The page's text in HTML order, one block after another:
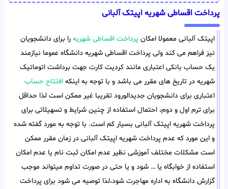
پرداخت اقساطی شهریه اپیتک آلبانی
اپیتک آلبانی معمولا امکان پرداخت اقساطی شهریه را برای دانشجویان
نیز فراهم می کند ولی پرداخت اقساطی شهریه دانشگاه عموما نیازمند
یک حساب بانکی اعتباری مانند کردیت کارت جهت برداشت اتوماتیک
شهریه در تاریخ های مقرر می باشد و با توجه به اینکه افتتاح حساب
اعتباری برای دانشجویان جدیدالورود تقریبا غیر ممکن است لذا حداقل
برای ترم اول و دوم، احتمال استفاده از چنین شرایط و تسهیلاتی برای
پرداخت شهریه اپیتک آلبانی بسیار کم است. با توجه به مورد گفته شده
و این مورد که عدم پرداخت شهریه اپیتک آلبانی در زمان مقرر ممکن
است مشکلات مختلف آموزشی نظیر عدم امکان ثبت نام یا عدم امکان
استفاده از خوابگاه یا … شود و یا حتی در صورت تداوم میتواند موجب
گزارش دانشگاه به اداره مهاجرت شود،لذا توصیه می شود برای پرداخت